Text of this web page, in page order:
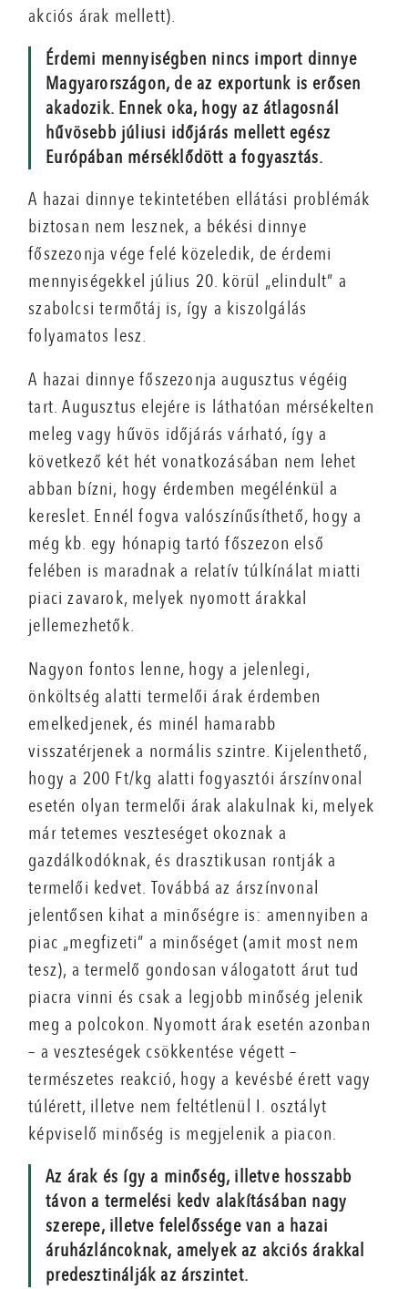
akciós árak mellett).
Érdemi mennyiségben nincs import dinnye
Magyarországon, de az exportunk is erősen
akadozik. Ennek oka, hogy az átlagosnál
hűvösebb júliusi időjárás mellett egész
Európában mérséklődött a fogyasztás.
A hazai dinnye tekintetében ellátási problémák
biztosan nem lesznek, a békési dinnye
főszezonja vége felé közeledik, de érdemi
mennyiségekkel július 20. körül „elindult” a
szabolcsi termőtáj is, így a kiszolgálás
folyamatos lesz.
A hazai dinnye főszezonja augusztus végéig
tart. Augusztus elejére is láthatóan mérsékelten
meleg vagy hűvös időjárás várható, így a
következő két hét vonatkozásában nem lehet
abban bízni, hogy érdemben megélénkül a
kereslet. Ennél fogva valószínűsíthető, hogy a
még kb. egy hónapig tartó főszezon első
felében is maradnak a relatív túlkínálat miatti
piaci zavarok, melyek nyomott árakkal
jellemezhetők.
Nagyon fontos lenne, hogy a jelenlegi,
önköltség alatti termelői árak érdemben
emelkedjenek, és minél hamarabb
visszatérjenek a normális szintre. Kijelenthető,
hogy a 200 Ft/kg alatti fogyasztói árszínvonal
esetén olyan termelői árak alakulnak ki, melyek
már tetemes veszteséget okoznak a
gazdálkodóknak, és drasztikusan rontják a
termelői kedvet. Továbbá az árszínvonal
jelentősen kihat a minőségre is: amennyiben a
piac „megfizeti” a minőséget (amit most nem
tesz), a termelő gondosan válogatott árut tud
piacra vinni és csak a legjobb minőség jelenik
meg a polcokon. Nyomott árak esetén azonban
– a veszteségek csökkentése végett –
természetes reakció, hogy a kevésbé érett vagy
túlérett, illetve nem feltétlenül I. osztályt
képviselő minőség is megjelenik a piacon.
Az árak és így a minőség, illetve hosszabb
távon a termelési kedv alakításában nagy
szerepe, illetve felelőssége van a hazai
áruházláncoknak, amelyek az akciós árakkal
predesztinálják az árszintet.